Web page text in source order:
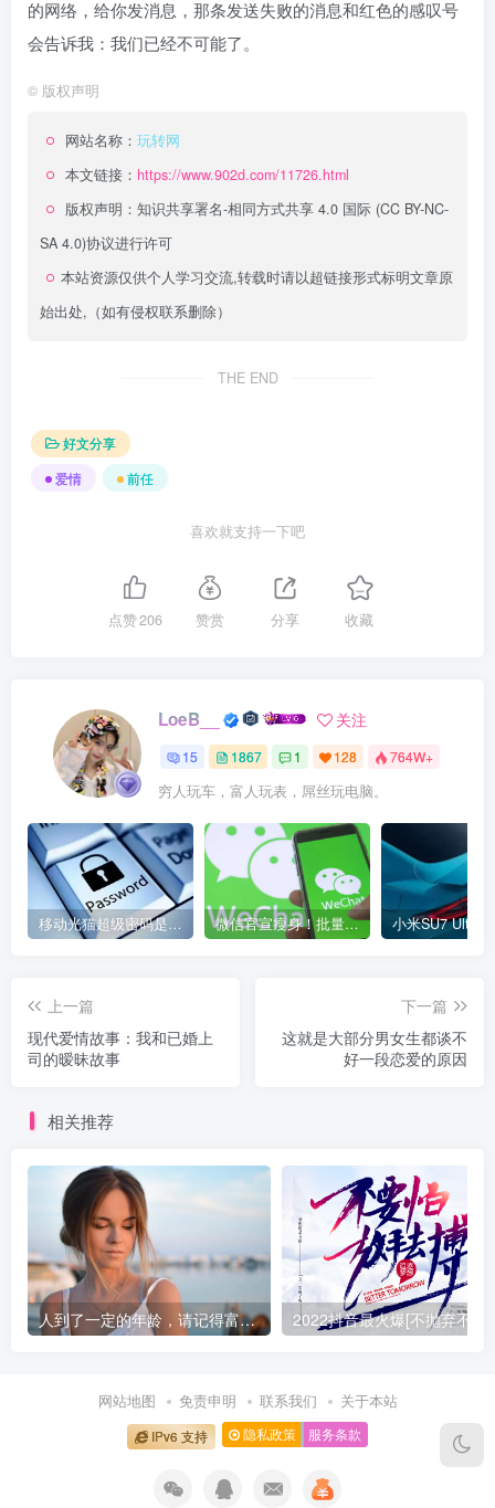
的网络，给你发消息，那条发送失败的消息和红色的感叹号
会告诉我：我们已经不可能了。
© 版权声明
网站名称： 玩转网
本文链接： https://www.902d.com/11726.html
版权声明： 知识共享署名-相同方式共享 4.0 国际 (CC BY-NC-
SA 4.0)协议进行许可
本站资源仅供个人学习交流,转载时请以超链接形式标明文章原
始出处,（如有侵权联系删除）
THE END
好文分享
爱情
前任
喜欢就支持一下吧
点赞206 赞赏 分享 收藏
LoeB__ 关注
15 1867 1 128 764W+
穷人玩车，富人玩表，屌丝玩电脑。
移动光猫超级密码是多少？移动光猫超级管理员后台账号与密码 微信官宣瘦身！批量清理原图新功能来了 安卓、iOS均可使用
上一篇
现代爱情故事：我和已婚上
司的暧昧故事
下一篇
这就是大部分男女生都谈不
好一段恋爱的原因
相关推荐
人到了一定的年龄，请记得富养自己（值得一读）
网站地图 免责申明 联系我们 关于本站
IPv6 支持 隐私政策 服务条款